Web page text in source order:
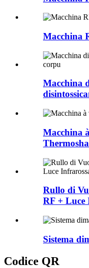
Macchina
Macchina
Macchina
Rullo di
RF + Luce
Sistema
Codice QR